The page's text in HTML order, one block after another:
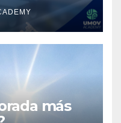
más